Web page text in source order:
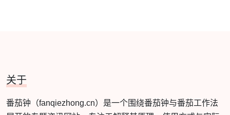
关于
番茄钟（fanqiezhong.cn）是一个围绕番茄钟与番茄工作法